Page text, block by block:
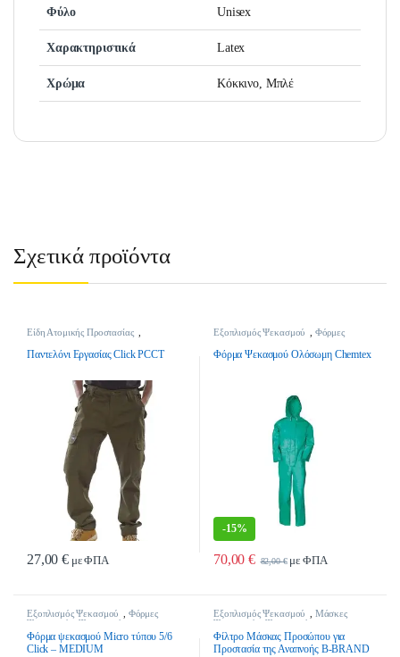
Φύλο Unisex
Χαρακτηριστικά Latex
Χρώμα Κόκκινο, Μπλέ
Σχετικά προϊόντα
Είδη Ατομικής Προστασίας
Παντελόνι Εργασίας Click PCCT
27,00€ με ΦΠΑ
Εξοπλισμός Ψεκασμού
Φόρμες
Stock ,Ψεκαστικά
Φόρμα Ψεκασμού Ολόσωμη Chemtex
-15%
70,00€ 82,00€με ΦΠΑ
Εξοπλισμός Ψεκασμού , Φόρμες
Ψεκασμού
,Ψεκαστικά
Φόρμα ψεκασμού Micro τύπου 5/6
Click – MEDIUM
Εξοπλισμός Ψεκασμού , Μάσκες
Ψεκασμού
,Ψεκαστικά
Φίλτρο Μάσκας Προσώπου για
Προστασία της Αναπνοής B-BRAND